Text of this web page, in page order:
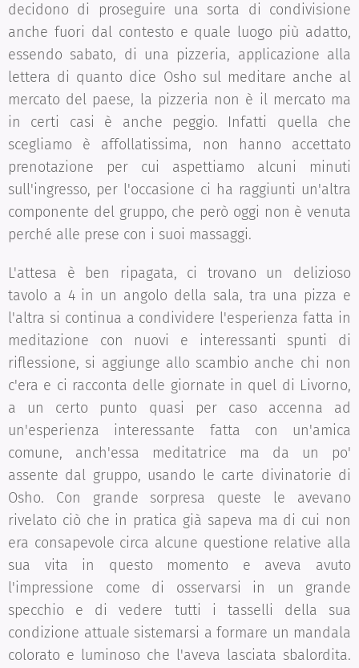
decidono di proseguire una sorta di condivisione
anche fuori dal contesto e quale luogo più adatto,
essendo sabato, di una pizzeria, applicazione alla
lettera di quanto dice Osho sul meditare anche al
mercato del paese, la pizzeria non è il mercato ma
in certi casi è anche peggio. Infatti quella che
scegliamo è affollatissima, non hanno accettato
prenotazione per cui aspettiamo alcuni minuti
sull'ingresso, per l'occasione ci ha raggiunti un'altra
componente del gruppo, che però oggi non è venuta
perché alle prese con i suoi massaggi.
L'attesa è ben ripagata, ci trovano un delizioso
tavolo a 4 in un angolo della sala, tra una pizza e
l'altra si continua a condividere l'esperienza fatta in
meditazione con nuovi e interessanti spunti di
riflessione, si aggiunge allo scambio anche chi non
c'era e ci racconta delle giornate in quel di Livorno,
a un certo punto quasi per caso accenna ad
un'esperienza interessante fatta con un'amica
comune, anch'essa meditatrice ma da un po'
assente dal gruppo, usando le carte divinatorie di
Osho. Con grande sorpresa queste le avevano
rivelato ciò che in pratica già sapeva ma di cui non
era consapevole circa alcune questione relative alla
sua vita in questo momento e aveva avuto
l'impressione come di osservarsi in un grande
specchio e di vedere tutti i tasselli della sua
condizione attuale sistemarsi a formare un mandala
colorato e luminoso che l'aveva lasciata sbalordita.